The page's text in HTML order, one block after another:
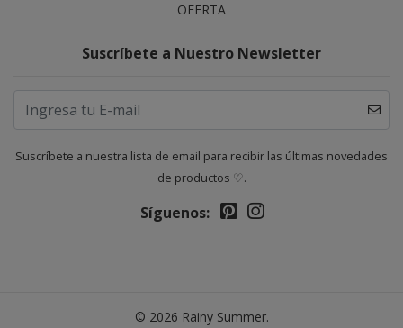
OFERTA
Suscríbete a Nuestro Newsletter
Suscríbete a nuestra lista de email para recibir las últimas novedades
de productos ♡.
Síguenos:
© 2026 Rainy Summer.